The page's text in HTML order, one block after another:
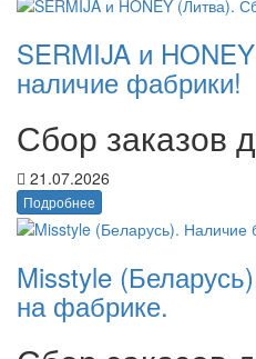
SERMIJA и
наличие фабрики!
Сбор заказов
21.07.2026
Подробнее
Misstyle
на фабрике.